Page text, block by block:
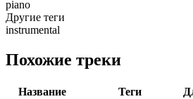
piano
Другие теги
instrumental
Похожие треки
Название Теги